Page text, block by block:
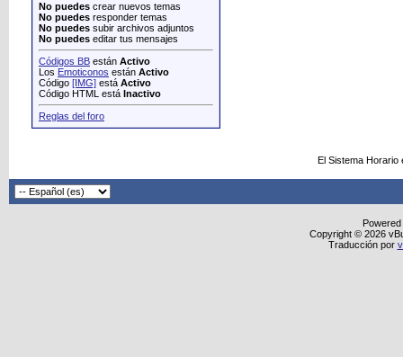
No puedes crear nuevos temas
No puedes responder temas
No puedes subir archivos adjuntos
No puedes editar tus mensajes
Códigos BB están Activo
Los Emoticonos están Activo
Código [IMG] está Activo
Código HTML está Inactivo
Reglas del foro
El Sistema
Copyright © 2026
Traducción por